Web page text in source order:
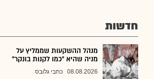
חדשות
מנהל ההשקעות שממליץ על
מניה שהיא "כמו לקנות בונקר"
08.08.2026 כתבי גלובס